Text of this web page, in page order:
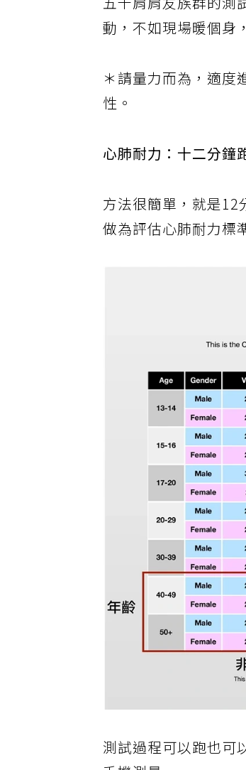
五十肩肩友族群的測
動，不如現場暖個身
＊請量力而為，適度
性。
心肺耐力：十二分鐘
方法很簡單，就是12
做為評估心肺耐力標
測試過程可以跑也可